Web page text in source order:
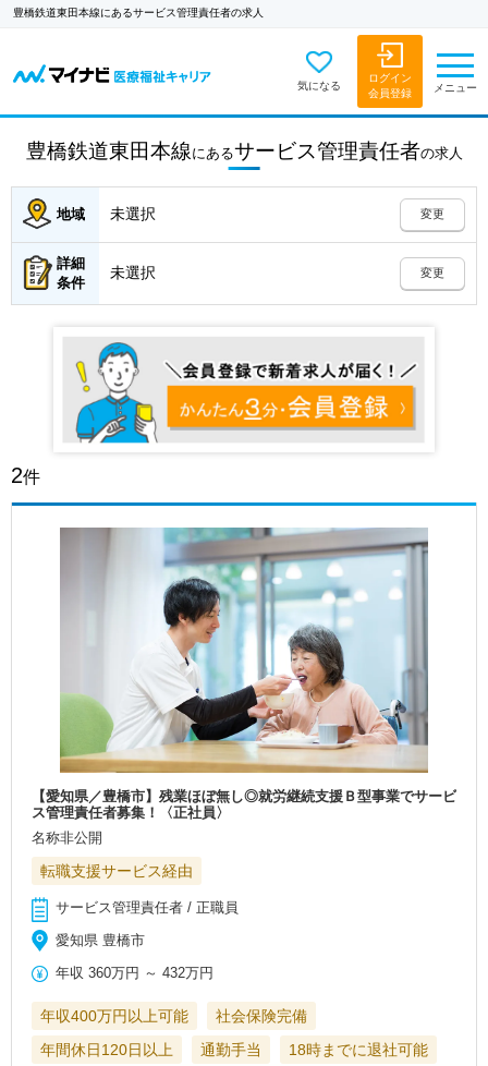
豊橋鉄道東田本線にあるサービス管理責任者の求人
気になる
ログイン
会員登録
メニュー
豊橋鉄道東田本線 にあるサービス管理責任者の求人
地域 未選択 変更
詳細
条件
未選択 変更
2件
【愛知県／豊橋市】残業ほぼ無し◎就労継続支援Ｂ型事業でサービ
ス管理責任者募集！〈正社員〉
名称非公開
転職支援サービス経由
サービス管理責任者 / 正職員
愛知県 豊橋市
年収 360万円 ～432万円
年収400万円以上可能
社会保険完備
年間休日120日以上
通勤手当 18時までに退社可能